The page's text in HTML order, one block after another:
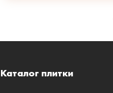
Каталог плитки